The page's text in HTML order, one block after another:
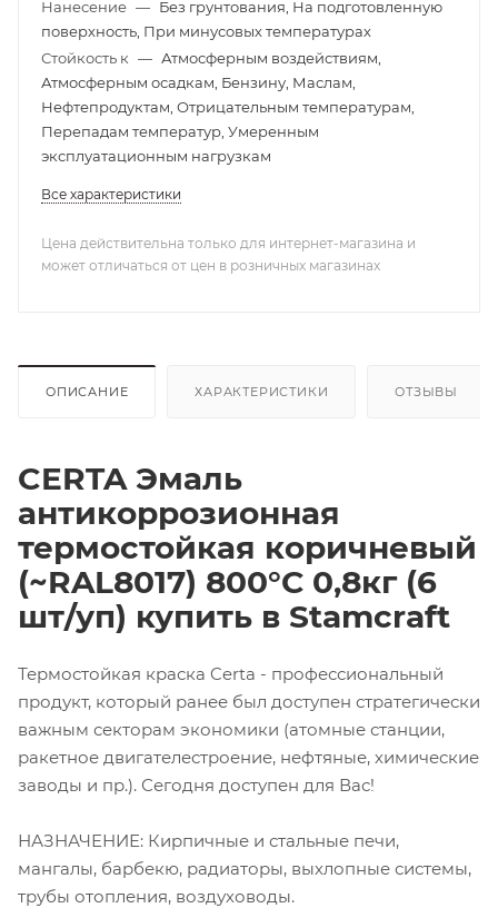
Нанесение — Без грунтования, На подготовленную
поверхность, При минусовых температурах
Стойкость к — Атмосферным воздействиям,
Атмосферным осадкам, Бензину, Маслам,
Нефтепродуктам, Отрицательным температурам,
Перепадам температур, Умеренным
эксплуатационным нагрузкам
Все характеристики
Цена действительна только для интернет-магазина и
может отличаться от цен в розничных магазинах
ОПИСАНИЕ ХАРАКТЕРИСТИКИ ОТЗЫВЫ
CERTA Эмаль
антикоррозионная
термостойкая коричневый
(~RAL8017) 800°С 0,8кг (6
шт/уп) купить в Stamcraft
Термостойкая краска Certa - профессиональный
продукт, который ранее был доступен стратегически
важным секторам экономики (атомные станции,
ракетное двигателестроение, нефтяные, химические
заводы и пр.). Сегодня доступен для Вас!
НАЗНАЧЕНИЕ: Кирпичные и стальные печи,
мангалы, барбекю, радиаторы, выхлопные системы,
трубы отопления, воздуховоды.